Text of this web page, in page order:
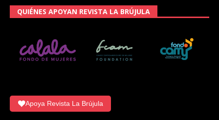
QUIÉNES APOYAN REVISTA LA BRÚJULA
Apoya Revista La Brújula